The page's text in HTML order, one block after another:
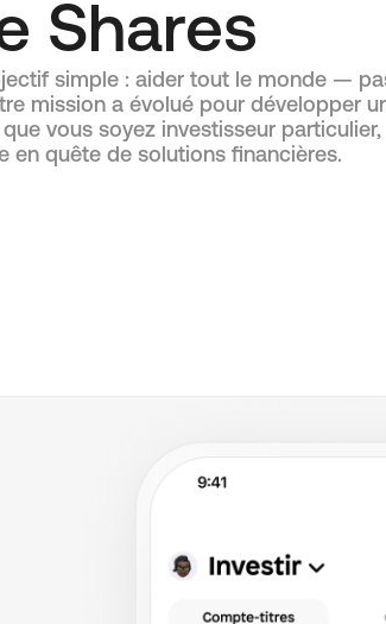
Shares
simple : aider tout le monde —
mission a évolué pour développer
vous soyez investisseur particulier,
en quête de solutions financières.